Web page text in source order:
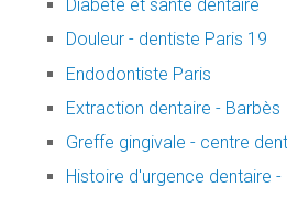
Diabète et santé dentaire
Douleur - dentiste Paris 19
Endodontiste Paris
Extraction dentaire - Barbès
Greffe gingivale - centre
Histoire d'urgence dentaire -